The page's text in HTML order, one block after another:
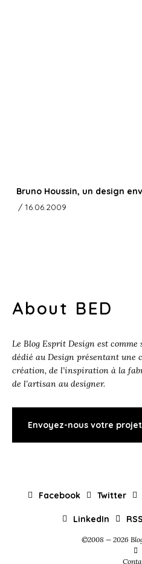
Bruno Houssin, un design
/ 16.06.2009
About BED
Le Blog Esprit Design est comme
dédié au Design présentant une
création, de l’inspiration à la
de l’artisan au designer.
Envoyez-nous votre projet
Facebook Twitter
LinkedIn RSS
©2008 — 2026